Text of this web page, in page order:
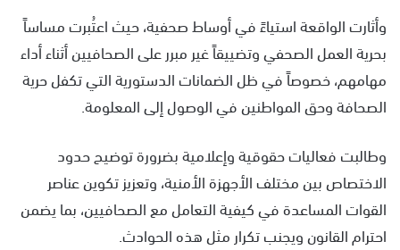
وأثارت الواقعة استياءً في أوساط صحفية، حيث اعتُبرت مساساً
بحرية العمل الصحفي وتضييقاً غير مبرر على الصحافيين أثناء أداء
مهامهم، خصوصاً في ظل الضمانات الدستورية التي تكفل حرية
الصحافة وحق المواطنين في الوصول إلى المعلومة.
وطالبت فعاليات حقوقية وإعلامية بضرورة توضيح حدود
الاختصاص بين مختلف الأجهزة الأمنية، وتعزيز تكوين عناصر
القوات المساعدة في كيفية التعامل مع الصحافيين، بما يضمن
احترام القانون ويجنب تكرار مثل هذه الحوادث.